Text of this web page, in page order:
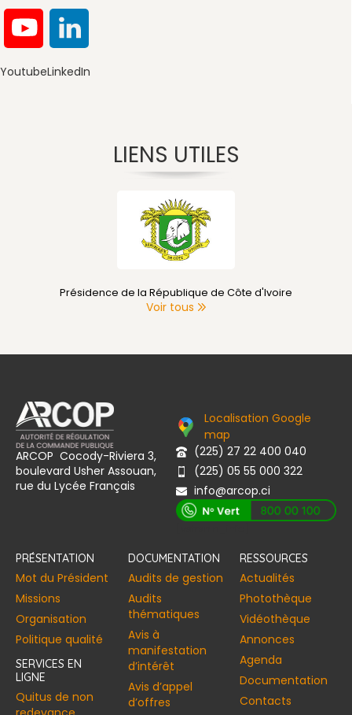
YoutubeLinkedIn
LIENS UTILES
Primature de Côte d'Ivoire
Voir tous
ARCOP Cocody-Riviera 3,
boulevard Usher Assouan,
rue du Lycée Français
Localisation Google
map
(225) 27 22 400 040
(225) 05 55 000 322
info@arcop.ci
PRÉSENTATION
Mot du Président
Missions
Organisation
Politique qualité
SERVICES EN
LIGNE
Quitus de non
DOCUMENTATION
Audits de gestion
Audits
thématiques
Avis à
manifestation
d’intérêt
Avis d’appel
d’offres
RESSOURCES
Actualités
Photothèque
Vidéothèque
Annonces​
Agenda
Documentation
Contacts